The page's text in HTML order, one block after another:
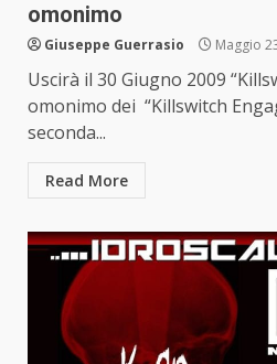
omonimo
Giuseppe Guerrasio Maggio
Uscirà il 30 Giugno 2009
omonimo dei “Killswitch
seconda...
Read More